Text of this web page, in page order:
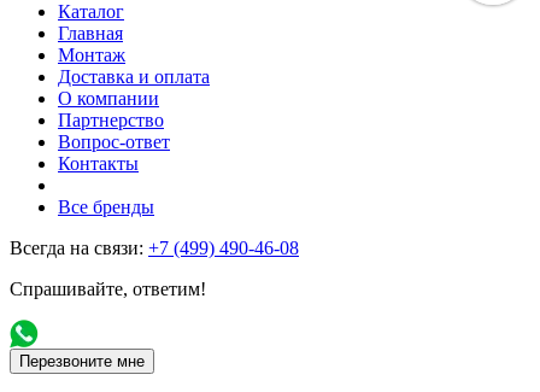
Каталог
Главная
Монтаж
Доставка и оплата
О компании
Партнерство
Вопрос-ответ
Контакты
Все бренды
Всегда на связи: +7 (499) 490-46-08
Спрашивайте, ответим!
Перезвоните мне